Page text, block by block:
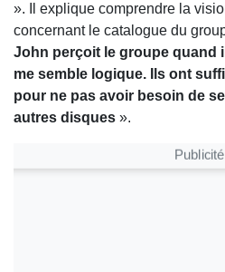
». Il explique comprendre la
concernant le catalogue du
John perçoit le groupe quand
me semble logique. Ils ont
pour ne pas avoir besoin de
autres disques ».
Publicité